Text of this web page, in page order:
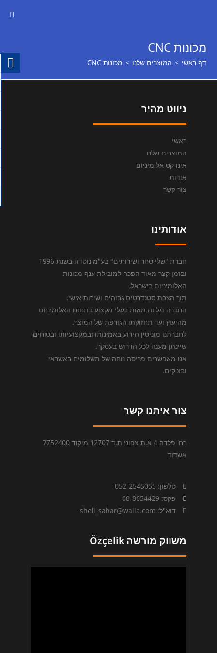
מכונות CNC
דף ראשי > המוצרים שלנו > מכונות CNC
ניווט מהיר
ראשי
המוצרים שלנו
אינדקס אלומיניום
אודות
צור קשר
אודותינו
חברת "שלי סחר ושירותים" בע"מ נוסדה בשנת 1996
ובזמן קצר מאוד הפכה למובילת ענף מכונות
האלומיניום בישראל,
תוך הצבת סטנדרטים גבוהים ושירות אישי.
החברה מלווה מאות בעלי מקצוע בתחום האלומיניום
מהיעוץ ועד תחזוקתו הגורפת של המוצר.
לחברתנו מוניטין הידוע באמינותו ובמקצועיותו ובטוחים
שיינתן מענה לכל הדרוש בעסקך.
אנו מאפשרים פריסה נוחה של תשלומים באשראי
ובצ'קים.
צור איתנו קשר
רח' פלדה 4 א.ת צפוני ת.ד 12707 מיקוד 7752400
אשדוד
טלפון: 052-2545055
פקס: 08-8654429
דוא"ל: sheli_sahar@walla.com
משווק מורשה Özçelik